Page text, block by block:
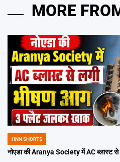
MORE
POSTED
IN
HNN SHORTS
नोएडा की Aranya Society में AC ब्लास्ट